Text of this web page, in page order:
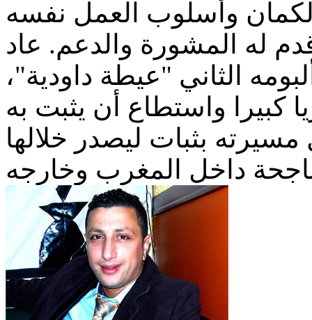
له المشورة والدعم. عاد
ألبومه الثاني "عيطة داودية"،
كبيرا واستطاع أن يثبت به
بثبات ليصدر خلالها